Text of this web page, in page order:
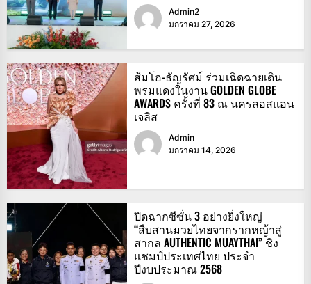
Admin2
มกราคม 27, 2026
ส้มโอ-ธัญรัศม์ ร่วมเฉิดฉายเดิน
พรมแดงในงาน GOLDEN GLOBE
AWARDS ครั้งที่ 83 ณ นครลอสแอน
เจลิส
Admin
มกราคม 14, 2026
ปิดฉากซีซั่น 3 อย่างยิ่งใหญ่
“สืบสานมวยไทยจากรากหญ้าสู่
สากล AUTHENTIC MUAYTHAI” ชิง
แชมป์ประเทศไทย ประจำ
ปีงบประมาณ 2568